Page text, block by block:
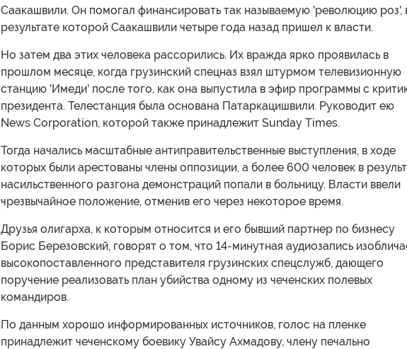
Саакашвили. Он помогал финансировать так называемую 'революцию роз',
результате которой Саакашвили четыре года назад пришел к власти.
Но затем два этих человека рассорились. Их вражда ярко проявилась в
прошлом месяце, когда грузинский спецназ взял штурмом телевизионную
станцию 'Имеди' после того, как она выпустила в эфир программы с
президента. Телестанция была основана Патаркацишвили. Руководит ею
News Corporation, которой также принадлежит Sunday Times.
Тогда начались масштабные антиправительственные выступления, в ходе
которых были арестованы члены оппозиции, а более 600 человек в
насильственного разгона демонстраций попали в больницу. Власти ввели
чрезвычайное положение, отменив его через некоторое время.
Друзья олигарха, к которым относится и его бывший партнер по бизнесу
Борис Березовский, говорят о том, что 14-минутная аудиозапись
высокопоставленного представителя грузинских спецслужб, дающего
поручение реализовать план убийства одному из чеченских полевых
командиров.
По данным хорошо информированных источников, голос на пленке
принадлежит чеченскому боевику Увайсу Ахмадову, члену печально